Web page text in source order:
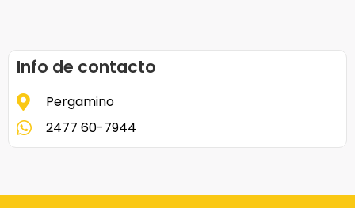
Info de contacto
Pergamino
2477 60-7944